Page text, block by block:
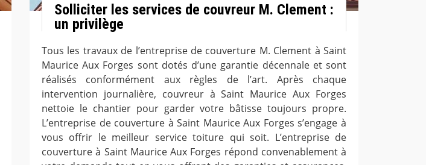
Solliciter les services de couvreur M. Clement :
un privilège
Tous les travaux de l’entreprise de couverture M. Clement à Saint
Maurice Aux Forges sont dotés d’une garantie décennale et sont
réalisés conformément aux règles de l’art. Après chaque
intervention journalière, couvreur à Saint Maurice Aux Forges
nettoie le chantier pour garder votre bâtisse toujours propre.
L’entreprise de couverture à Saint Maurice Aux Forges s’engage à
vous offrir le meilleur service toiture qui soit. L’entreprise de
couverture à Saint Maurice Aux Forges répond convenablement à